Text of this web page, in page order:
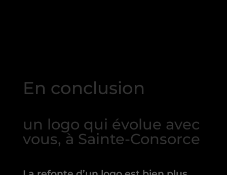
En conclusion
un logo qui évolue avec
vous, à Sainte-Consorce